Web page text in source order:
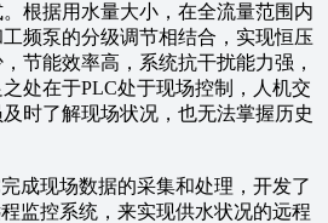
根据用水量大小，在全流量范围内
频泵的分级调节相结合，实现恒压
节能效率高，系统抗干扰能力强，
处在于PLC处于现场控制，人机交
时了解现场状况，也无法掌握历史
成现场数据的采集和处理，开发了
监控系统，来实现供水状况的远程